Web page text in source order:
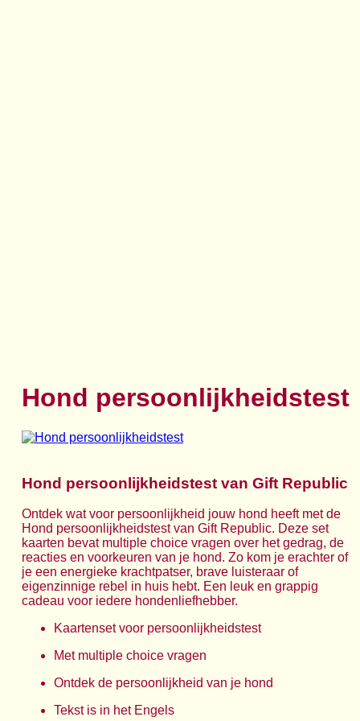
Hond persoonlijkheidstest
Hond persoonlijkheidstest van Gift Republic
Ontdek wat voor persoonlijkheid jouw hond heeft met de
Hond persoonlijkheidstest van Gift Republic. Deze set
kaarten bevat multiple choice vragen over het gedrag, de
reacties en voorkeuren van je hond. Zo kom je erachter of
je een energieke krachtpatser, brave luisteraar of
eigenzinnige rebel in huis hebt. Een leuk en grappig
cadeau voor iedere hondenliefhebber.
Kaartenset voor persoonlijkheidstest
Met multiple choice vragen
Ontdek de persoonlijkheid van je hond
Tekst is in het Engels